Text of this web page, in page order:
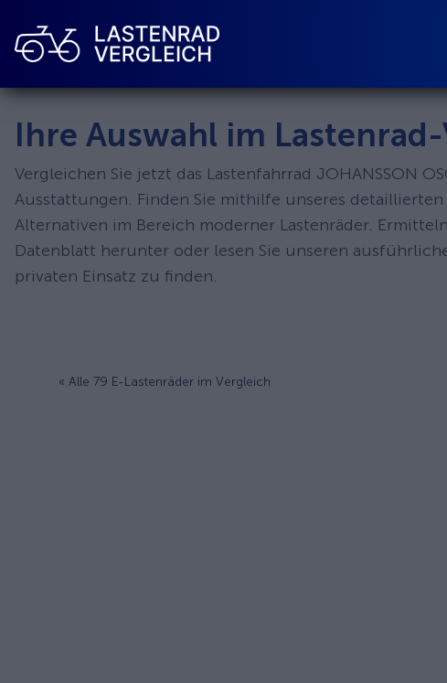
Ihre Auswahl im
Vergleichen Sie jetzt das Lastenfahrrad JOHANSSON
Ausstattungen. Finden Sie mithilfe unseres
Alternativen im Bereich moderner Lastenräder.
Datenblatt herunter oder lesen Sie unseren
privaten Einsatz zu finden.
« Alle 79 E-Lastenräder im Vergleich